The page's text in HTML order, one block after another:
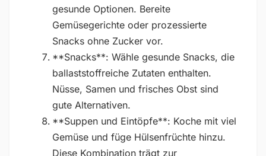
gesunde Optionen. Bereite
Gemüsegerichte oder prozessierte
Snacks ohne Zucker vor.
**Snacks**: Wähle gesunde Snacks, die
ballaststoffreiche Zutaten enthalten.
Nüsse, Samen und frisches Obst sind
gute Alternativen.
**Suppen und Eintöpfe**: Koche mit viel
Gemüse und füge Hülsenfrüchte hinzu.
Diese Kombination trägt zur